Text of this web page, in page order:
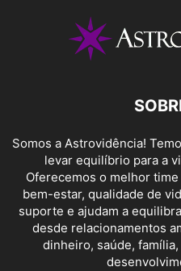
Somos a Astrovidência!
levar equilíbrio para a
Oferecemos o melhor
bem-estar, qualidade de
suporte e ajudam a
desde relacionamentos
dinheiro, saúde,